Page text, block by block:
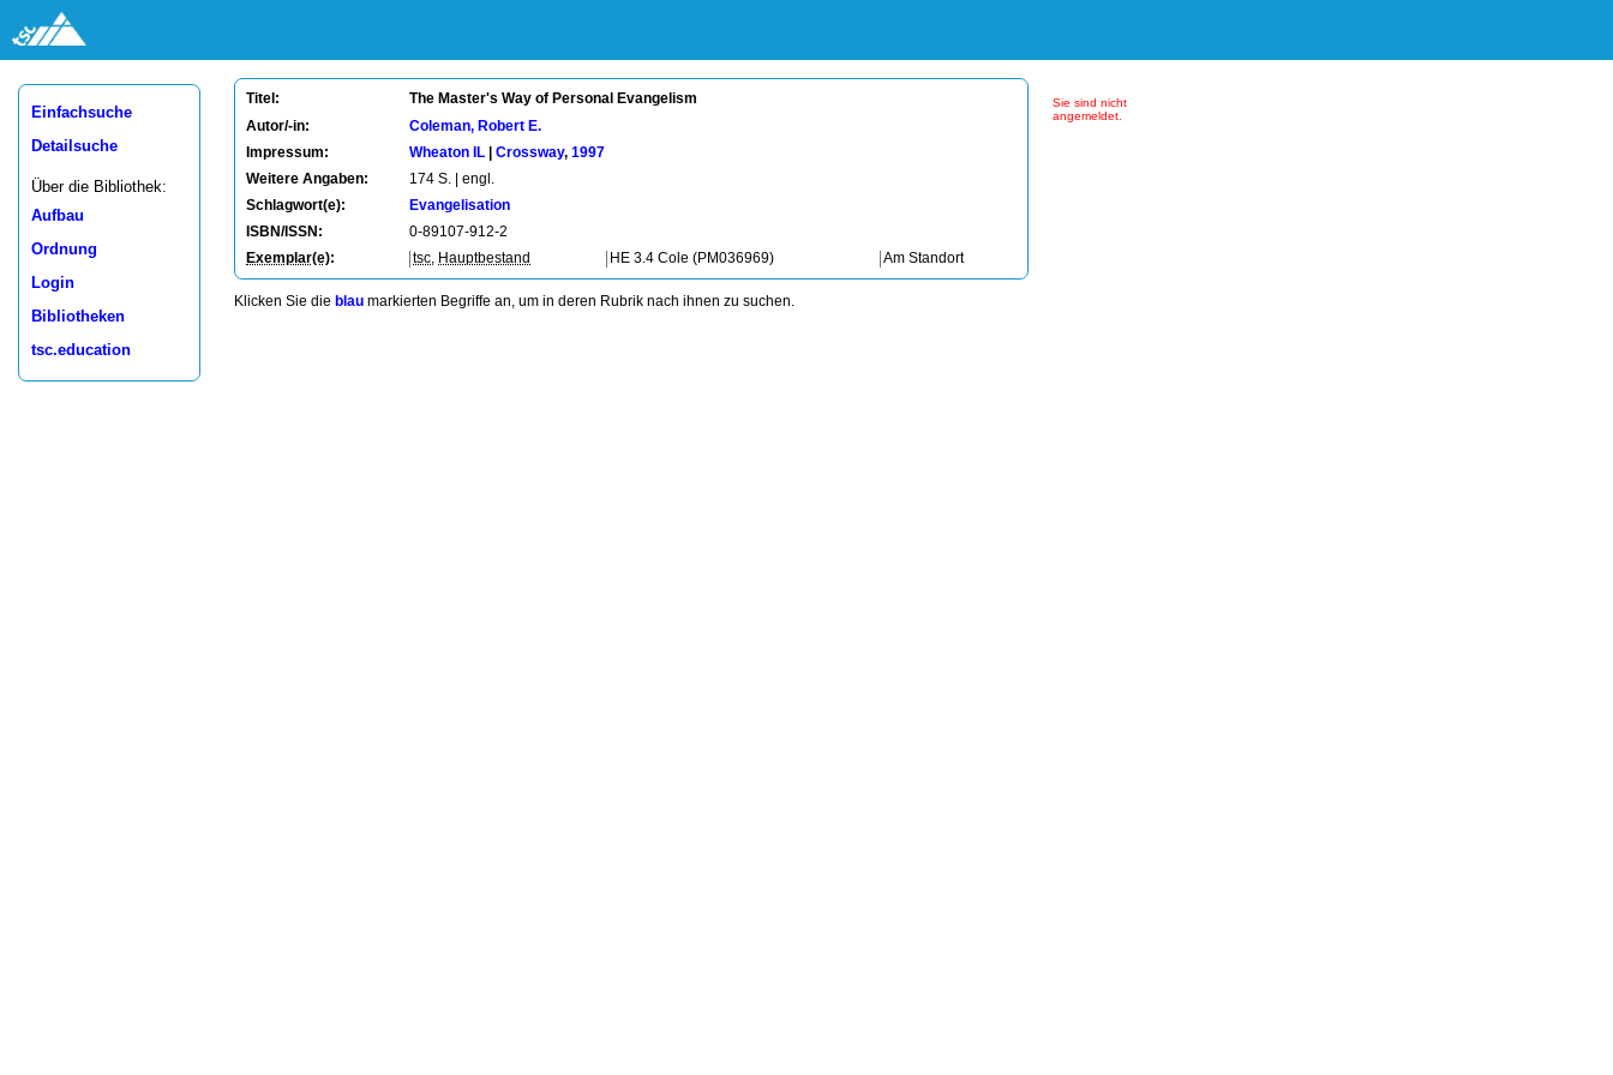
Einfachsuche
Detailsuche
Über die Bibliothek:
Aufbau
Ordnung
Login
Bibliotheken
tsc.education
Sie sind nicht
angemeldet.
Titel: The Master's Way of Personal Evangelism
Autor/-in:
Coleman, Robert E.
Impressum:
Wheaton IL Crossway, 1997
Weitere Angaben:
174 S. | engl.
Schlagwort(e):
Evangelisation
ISBN/ISSN:
0-89107-912-2
Exemplar(e): tsc Hauptbestand HE 3.4 Cole (PM036969) Am Standort
Klicken Sie die blau markierten Begriffe an, um in deren Rubrik nach ihnen zu suchen.